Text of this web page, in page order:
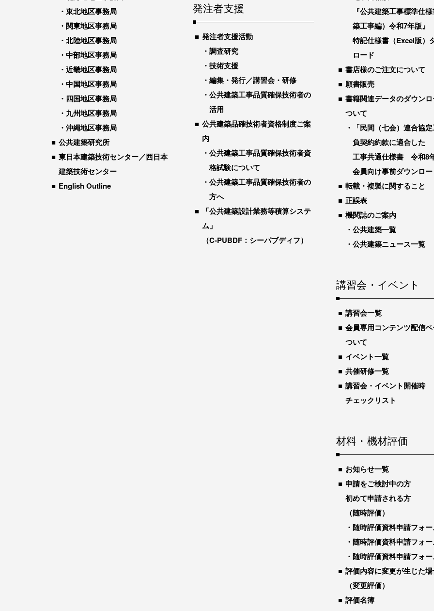
東北地区事務局
関東地区事務局
北陸地区事務局
中部地区事務局
近畿地区事務局
中国地区事務局
四国地区事務局
九州地区事務局
沖縄地区事務局
公共建築研究所
東日本建築技術センター／西日本
建築技術センター
English Outline
発注者支援
発注者支援活動
調査研究
技術支援
編集・発行／講習会・研修
公共建築工事品質確保技術者の
活用
公共建築品確技術者資格制度ご案
内
公共建築工事品質確保技術者資
格試験について
公共建築工事品質確保技術者の
方へ
「公共建築設計業務等積算システ
ム」
（C-PUBDF：シーパブディフ）
『公共建築工事標準仕
築工事編）令和7年版』
特記仕様書（Excel版）
ロード
書店様のご注文について
願書販売
書籍関連データのダウン
ついて
「民間（七会）連合協
負契約約款に適合した
工事共通仕様書 令和8
会員向け事前ダウンロー
転載・複製に関すること
正誤表
機関誌のご案内
公共建築一覧
公共建築ニュース一覧
講習会・イベント
講習会一覧
会員専用コンテンツ配信
ついて
イベント一覧
共催研修一覧
講習会・イベント開催時
チェックリスト
材料・機材評価
お知らせ一覧
申請をご検討中の方
初めて申請される方
（随時評価）
随時評価資料申請フォ
随時評価資料申請フォ
随時評価資料申請フォ
評価内容に変更が生じた
（変更評価）
評価名簿